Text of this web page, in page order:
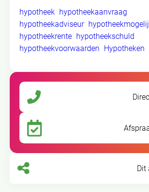
hypotheek hypotheekaanvraag
hypotheekadviseur
hypotheekrente hypotheekschuld
hypotheekvoorwaarden Hypotheken
Dit